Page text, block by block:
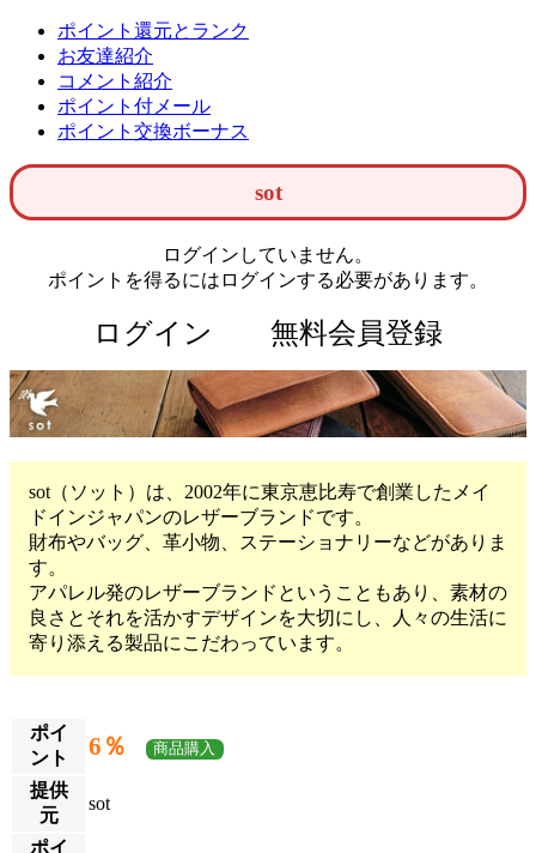
ポイント還元とランク
お友達紹介
コメント紹介
ポイント付メール
ポイント交換ボーナス
sot
ログインしていません。
ポイントを得るにはログインする必要があります。
ログイン 無料会員登録
sot（ソット）は、2002年に東京恵比寿で創業したメイ
ドインジャパンのレザーブランドです。
財布やバッグ、革小物、ステーショナリーなどがありま
す。
アパレル発のレザーブランドということもあり、素材の
良さとそれを活かすデザインを大切にし、人々の生活に
寄り添える製品にこだわっています。
ポイ
ント
6％ 商品購入
提供
元
sot
ポイ